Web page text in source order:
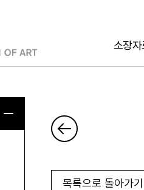
소장자
목록으로 돌아가기